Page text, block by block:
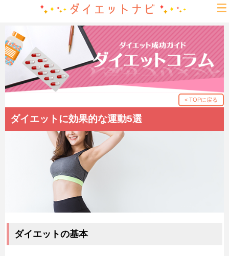
< TOPに戻る
ダイエットに効果的な運動5選
ダイエットの基本